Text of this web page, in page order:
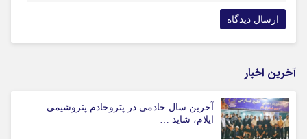
آخرین اخبار
آخرین سال خادمی در پتروخادم پتروشیمی
ایلام، شاید …